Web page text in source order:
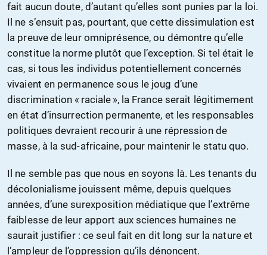
fait aucun doute, d’autant qu’elles sont punies par la loi.
Il ne s’ensuit pas, pourtant, que cette dissimulation est
la preuve de leur omniprésence, ou démontre qu’elle
constitue la norme plutôt que l’exception. Si tel était le
cas, si tous les individus potentiellement concernés
vivaient en permanence sous le joug d’une
discrimination « raciale », la France serait légitimement
en état d’insurrection permanente, et les responsables
politiques devraient recourir à une répression de
masse, à la sud-africaine, pour maintenir le statu quo.
Il ne semble pas que nous en soyons là. Les tenants du
décolonialisme jouissent même, depuis quelques
années, d’une surexposition médiatique que l’extrême
faiblesse de leur apport aux sciences humaines ne
saurait justifier : ce seul fait en dit long sur la nature et
l’ampleur de l’oppression qu’ils dénoncent.